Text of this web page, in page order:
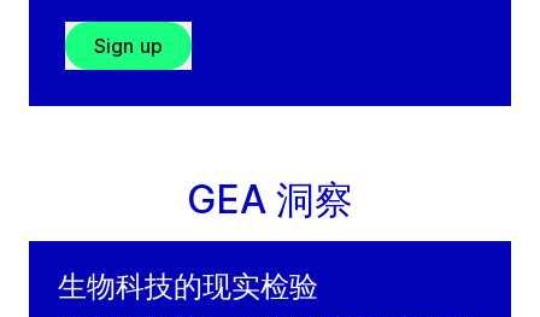
Egypt
电话：
+202 4 4893565
Visit GRADE website
Sign up
GEA 洞察
生物科技的现实检验